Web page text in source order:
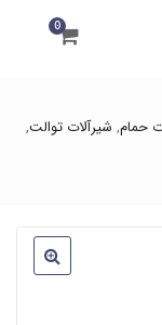
0
حمام, شیرآلات توالت,